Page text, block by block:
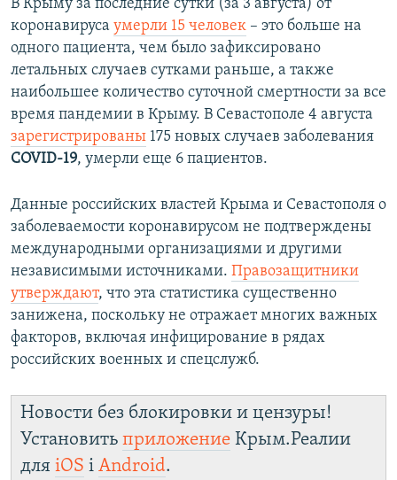
В Крыму за последние сутки (за 3 августа) от
коронавируса умерли 15 человек – это больше на
одного пациента, чем было зафиксировано
летальных случаев сутками раньше, а также
наибольшее количество суточной смертности за все
время пандемии в Крыму. В Севастополе 4 августа
зарегистрированы 175 новых случаев заболевания
COVID-19, умерли еще 6 пациентов.
Данные российских властей Крыма и Севастополя о
заболеваемости коронавирусом не подтверждены
международными организациями и другими
независимыми источниками. Правозащитники
утверждают, что эта статистика существенно
занижена, поскольку не отражает многих важных
факторов, включая инфицирование в рядах
российских военных и спецслужб.
Новости без блокировки и цензуры!
Установить приложение Крым.Реалии
для iOS і Android.